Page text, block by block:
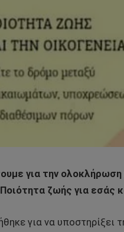
για την ολοκλήρωση
ζωής για εσάς
για να υποστηρίξει